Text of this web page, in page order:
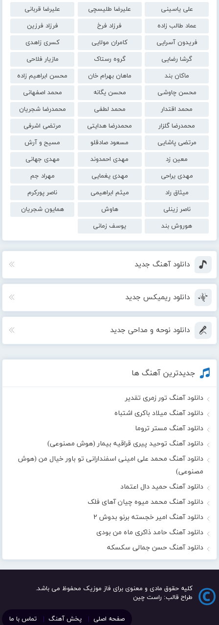
علی یاسینی
علیرضا طلیسچی
علیرضا قربانی
عماد طالب زاده
فرزاد فرخ
فرزاد فرزین
فریدون آسرایی
کامران مولایی
کسری زاهدی
گرشا رضایی
گروه رستاک
مازیار فلاحی
ماکان بند
ماهان بهرام خان
محسن ابراهیم زاده
محسن چاوشی
محسن یگانه
محمد اصفهانی
محمد اقتدار
محمد لطفی
محمدرضا شجریان
محمدرضا گلزار
محمدرضا هدایتی
مرتضی اشرفی
مرتضی پاشایی
مسعود صادقلو
مسیح و آرش
معین زد
مهدی احمدوند
مهدی جهانی
مهدی یراحی
مهدی یغمایی
مهراد جم
میثاق راد
میثم ابراهیمی
ناصر پورکرم
ناصر زینلی
هاوش
همایون شجریان
هوروش بند
یوسف زمانی
دانلود آهنگ جدید
دانلود ریمیکس جدید
دانلود نوحه و مداحی جدید
جدیدترین آهنگ ها
دانلود آهنگ تور زمری تقدیر
دانلود آهنگ میلاد باکری اشتباه
دانلود آهنگ مستر تروما
دانلود آهنگ توحید پیری قراقیه بیمار (هوش مصنوعی)
دانلود آهنگ محمد علی امینی اسفندارانی تو باور خیال من (هوش
مصنوعی)
دانلود آهنگ حمید دال اعتماد
دانلود آهنگ محمد میوه چیان آهای فلک
دانلود آهنگ امیر خجسته برنو بدوش ۲
دانلود آهنگ حامد ذاکری ماه من بودی
دانلود آهنگ حسن جمالی سکسکه
کلیه حقوق مادی و معنوی برای فاز موزیک محفوظ می باشد.
طراح قالب: راست چین
صفحه اصلی پخش آهنگ تماس با ما